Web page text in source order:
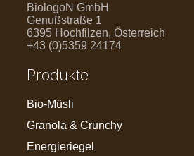
BiologoN GmbH
Genußstraße 1
6395 Hochfilzen, Österreich
+43 (0)5359 24174
Produkte
Bio-Müsli
Granola & Crunchy
Energieriegel